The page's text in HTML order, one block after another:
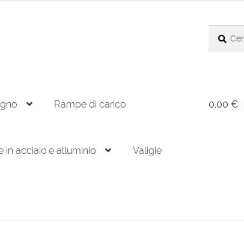
Rampe di carico
in acciaio e alluminio Valigie
0,00 €